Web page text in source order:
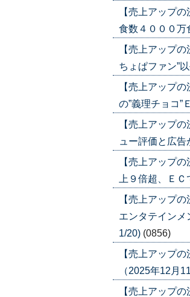
【売上アップ
食数４０００万
【売上アップ
ちょぱファン”
【売上アップ
の”義理チョコ”
【売上アップ
ュー評価と広
【売上アップ
上９倍超、Ｅ
【売上アップ
エンタテイン
1/20) (0856)
【売上アップ
（2025年12月
【売上アップ